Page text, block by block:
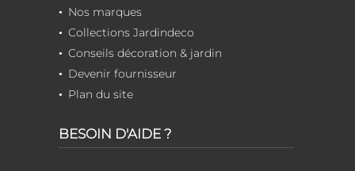
Nos marques
Collections Jardindeco
Conseils décoration & jardin
Devenir fournisseur
Plan du site
BESOIN D'AIDE ?